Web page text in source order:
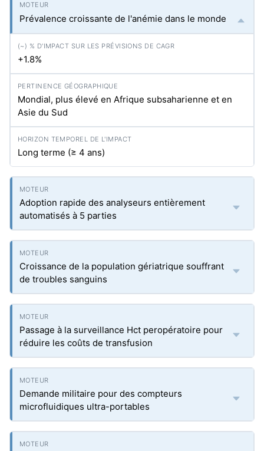
Prévalence croissante de l'anémie dans le monde
+1.8%
Mondial, plus élevé en Afrique subsaharienne et en
Asie du Sud
Long terme (≥ 4 ans)
Adoption rapide des analyseurs entièrement
automatisés à 5 parties
Croissance de la population gériatrique souffrant
de troubles sanguins
Passage à la surveillance Hct peropératoire pour
réduire les coûts de transfusion
Demande militaire pour des compteurs
microfluidiques ultra-portables